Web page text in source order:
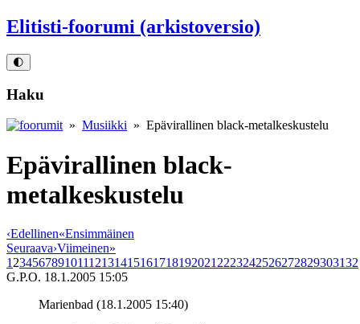
Elitisti-foorumi (arkistoversio)
🌓
Haku
» Musiikki » Epävirallinen black-metalkeskustelu
Epävirallinen black-
metalkeskustelu
‹Edellinen«Ensimmäinen
Seuraava›Viimeinen»
1 23456789101112131415161718192021 2223242526272829303132
G.P.O. 18.1.2005 15:05
Marienbad (18.1.2005 15:40)